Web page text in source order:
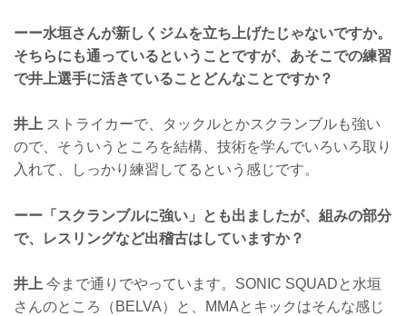
ーー水垣さんが新しくジムを立ち上げたじゃないですか。
そちらにも通っているということですが、あそこでの練習
で井上選手に活きていることどんなことですか？
井上 ストライカーで、タックルとかスクランブルも強い
ので、そういうところを結構、技術を学んでいろいろ取り
入れて、しっかり練習してるという感じです。
ーー「スクランブルに強い」とも出ましたが、組みの部分
で、レスリングなど出稽古はしていますか？
井上 今まで通りでやっています。SONIC SQUADと水垣
さんのところ（BELVA）と、MMAとキックはそんな感じ